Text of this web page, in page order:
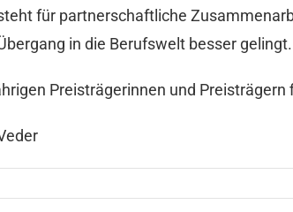
für partnerschaftliche
in die Berufswelt besser gelingt.
Preisträgerinnen und Preisträgern